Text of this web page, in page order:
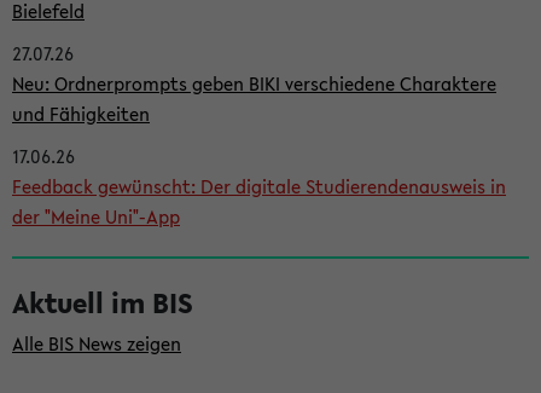
l
e
i
s
t
e
Bielefeld
27.07.26
Neu: Ordnerprompts geben BIKI verschiedene Charaktere
und Fähigkeiten
17.06.26
Feedback gewünscht: Der digitale Studierendenausweis in
der "Meine Uni"-App
Aktuell im BIS
Alle BIS News zeigen